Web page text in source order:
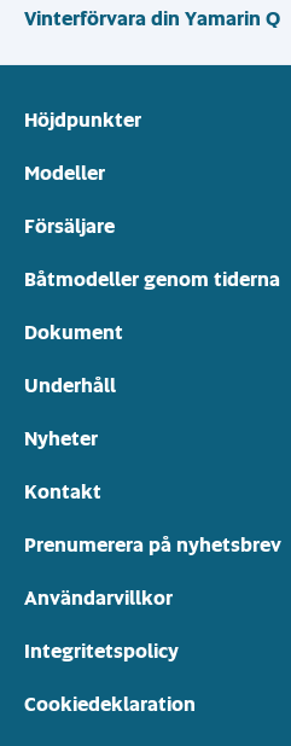
Vinterförvara din Yamarin Q
Höjdpunkter
Modeller
Försäljare
Båtmodeller genom tiderna
Dokument
Underhåll
Nyheter
Kontakt
Prenumerera på nyhetsbrev
Användarvillkor
Integritetspolicy
Cookiedeklaration